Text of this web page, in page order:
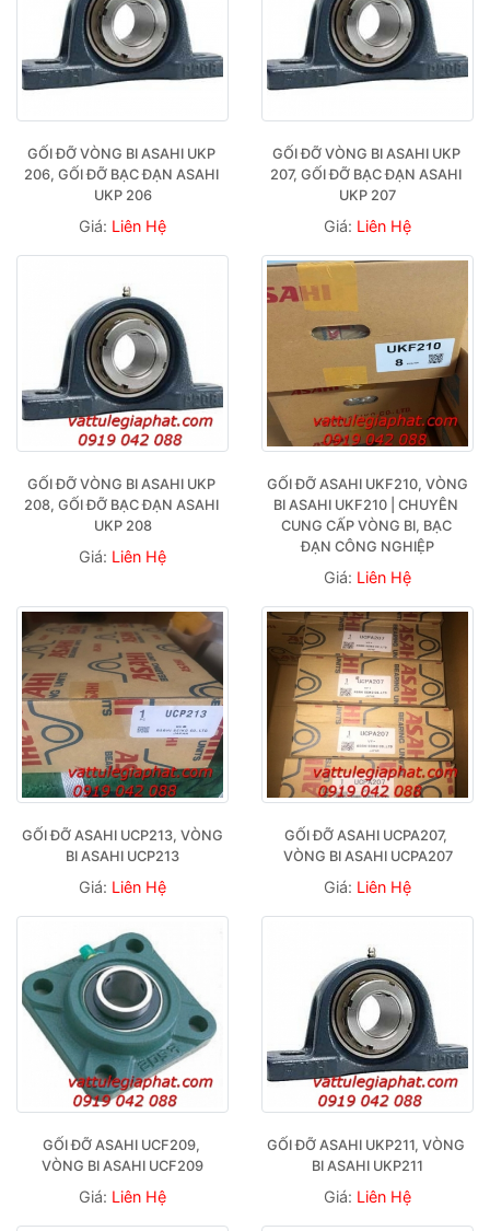
GỐI ĐỠ VÒNG BI ASAHI UKP
206, GỐI ĐỠ BẠC ĐẠN ASAHI
UKP 206
Giá: Liên Hệ
GỐI ĐỠ VÒNG BI ASAHI UKP
207, GỐI ĐỠ BẠC ĐẠN ASAHI
UKP 207
Giá: Liên Hệ
GỐI ĐỠ VÒNG BI ASAHI UKP
208, GỐI ĐỠ BẠC ĐẠN ASAHI
UKP 208
Giá: Liên Hệ
GỐI ĐỠ ASAHI UKF210, VÒNG
BI ASAHI UKF210 | CHUYÊN
CUNG CẤP VÒNG BI, BẠC
ĐẠN CÔNG NGHIỆP
Giá: Liên Hệ
GỐI ĐỠ ASAHI UCP213, VÒNG
BI ASAHI UCP213
Giá: Liên Hệ
GỐI ĐỠ ASAHI UCPA207,
VÒNG BI ASAHI UCPA207
Giá: Liên Hệ
GỐI ĐỠ ASAHI UCF209,
VÒNG BI ASAHI UCF209
Giá: Liên Hệ
GỐI ĐỠ ASAHI UKP211, VÒNG
BI ASAHI UKP211
Giá: Liên Hệ